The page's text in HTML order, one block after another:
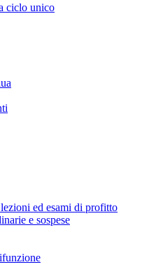
ciclo unico
ed esami di profitto
e sospese